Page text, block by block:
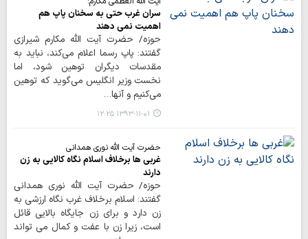
سران غرب حتی به سخنان پاپ هم
اهمیت نمی دهند
حوزه/ حضرت آیت الله مکارم شیرازی
گفتند: پاپ رسما اعلام می‌کند، نباید به
مقدسات دیگران توهین شود، اما
نخست وزیر انگلیس می‌گوید که توهین
می‌کنیم و آنها…
۱۳۹۳-۱۱-۰۱ ۱۲:۲۵
حضرت آیت الله نوری همدانی
غربی ها برخلاف اسلام نگاه کالایی به زن
دارند
حوزه/ حضرت آیت الله نوری همدانی
گفتند: اسلام برخلاف­ غرب نگاه ارزشی به
زن دارد و برای زن جایگاه بالایی قائل
است، زیرا زن با عفت و کمال می تواند